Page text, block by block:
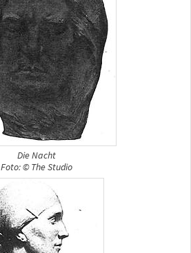
Die Nacht
Foto: © The Studio